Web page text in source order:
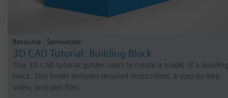
Resource - Samouczek
3D CAD Tutorial: Building Block
This 3D CAD tutorial guides users to create a model of a
block. This folder includes detailed instructions, a step-by-step
video, and part files.